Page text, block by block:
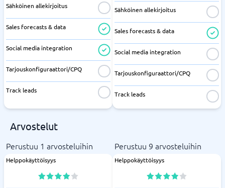
Sähköinen allekirjoitus
Sales forecasts & data
Social media integration
Tarjouskonfiguraattori/CPQ
Track leads
Sähköinen allekirjoitus
Sales forecasts & data
Social media integration
Tarjouskonfiguraattori/CPQ
Track leads
Arvostelut
Perustuu 1 arvosteluihin Perustuu 9 arvosteluihin
Helppokäyttöisyys Helppokäyttöisyys